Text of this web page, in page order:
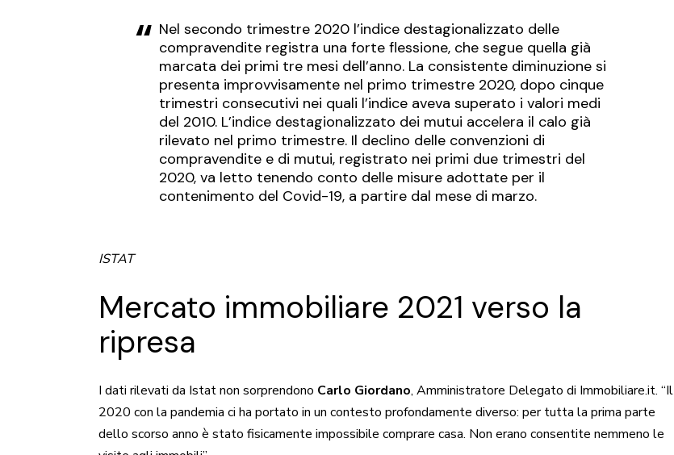
Nel secondo trimestre 2020 l’indice destagionalizzato delle
compravendite registra una forte flessione, che segue quella già
marcata dei primi tre mesi dell’anno. La consistente diminuzione si
presenta improvvisamente nel primo trimestre 2020, dopo cinque
trimestri consecutivi nei quali l’indice aveva superato i valori medi
del 2010. L’indice destagionalizzato dei mutui accelera il calo già
rilevato nel primo trimestre. Il declino delle convenzioni di
compravendite e di mutui, registrato nei primi due trimestri del
2020, va letto tenendo conto delle misure adottate per il
contenimento del Covid-19, a partire dal mese di marzo.
ISTAT
Mercato immobiliare 2021 verso la
ripresa
I dati rilevati da Istat non sorprendono Carlo Giordano, Amministratore Delegato di Immobiliare.it. “Il
2020 con la pandemia ci ha portato in un contesto profondamente diverso: per tutta la prima parte
dello scorso anno è stato fisicamente impossibile comprare casa. Non erano consentite nemmeno le